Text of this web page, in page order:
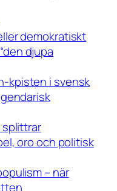
demokratiskt
djupa
kpisten i svensk
splittrar
oro och politisk
– när